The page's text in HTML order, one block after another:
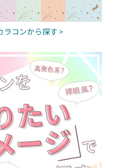
ラコンから探す >